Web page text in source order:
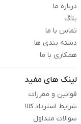
درباره ما
بلاگ
تماس با ما
دسته بندی ها
همکاری با ما
لینک های مفید
قوانین و مقررات
شرایط استرداد کالا
سوالات متداول